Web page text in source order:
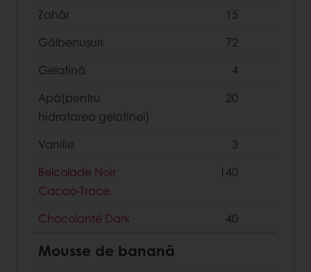
Zahăr
15
Gălbenușuri
72
Gelatină
4
Apă(pentru
hidratarea gelatinei)
20
Vanilie
3
Belcolade Noir
Cacao-Trace
140
Chocolanté Dark 40
Mousse de banană